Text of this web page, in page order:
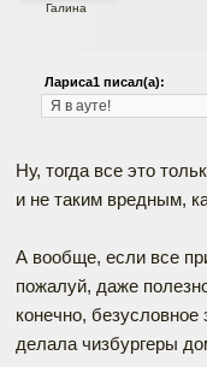
Галина
Лариса1 писал(а):
Я в ауте!
Ну, тогда все это
и не таким вредным,
А вообще, если все
пожалуй, даже
конечно,
делала чизбургеры